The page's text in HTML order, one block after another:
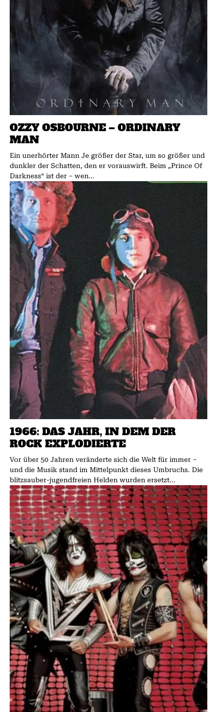
OZZY OSBOURNE – ORDINARY
MAN
Ein unerhörter Mann Je größer der Star, um so größer und
dunkler der Schatten, den er vorauswirft. Beim „Prince Of
Darkness“ ist der – wen...
1966: DAS JAHR, IN DEM DER
ROCK EXPLODIERTE
Vor über 50 Jahren veränderte sich die Welt für immer –
und die Musik stand im Mittelpunkt dieses Umbruchs. Die
blitzsauber-jugendfreien Helden wurden ersetzt...